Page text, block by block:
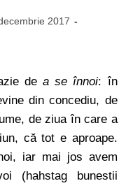
2017
dea se înnoi: în
din concediu, de
de ziua în care a
că tot e aproape.
iar mai jos avem
(hahstag bunestii